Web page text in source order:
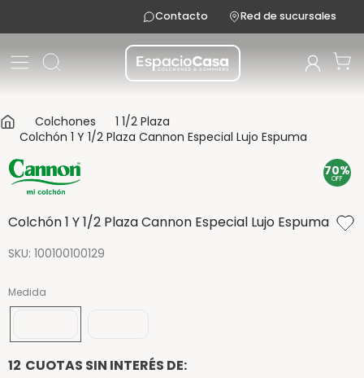
Contacto Red de sucursales
Colchones
1 1/2 Plaza
Colchón 1 Y 1/2 Plaza Cannon Especial Lujo Espuma
70%
OFF
Colchón 1 Y 1/2 Plaza Cannon Especial Lujo Espuma
SKU: 100100100129
Medida
12 CUOTAS SIN INTERÉS DE: